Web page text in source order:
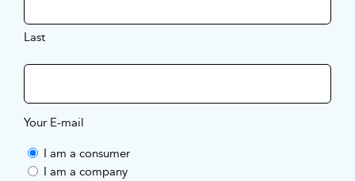
Last
Your E-mail
I am a consumer
I am a company